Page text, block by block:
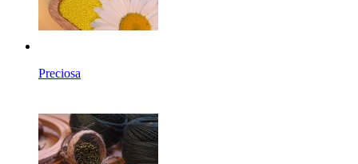
Preciosa